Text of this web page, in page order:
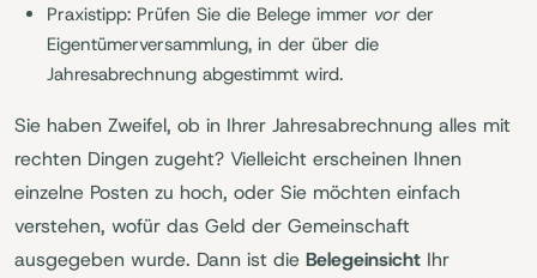
Praxistipp: Prüfen Sie die Belege immer vor der
Eigentümerversammlung, in der über die
Jahresabrechnung abgestimmt wird.
Sie haben Zweifel, ob in Ihrer Jahresabrechnung alles mit
rechten Dingen zugeht? Vielleicht erscheinen Ihnen
einzelne Posten zu hoch, oder Sie möchten einfach
verstehen, wofür das Geld der Gemeinschaft
ausgegeben wurde. Dann ist die Belegeinsicht Ihr